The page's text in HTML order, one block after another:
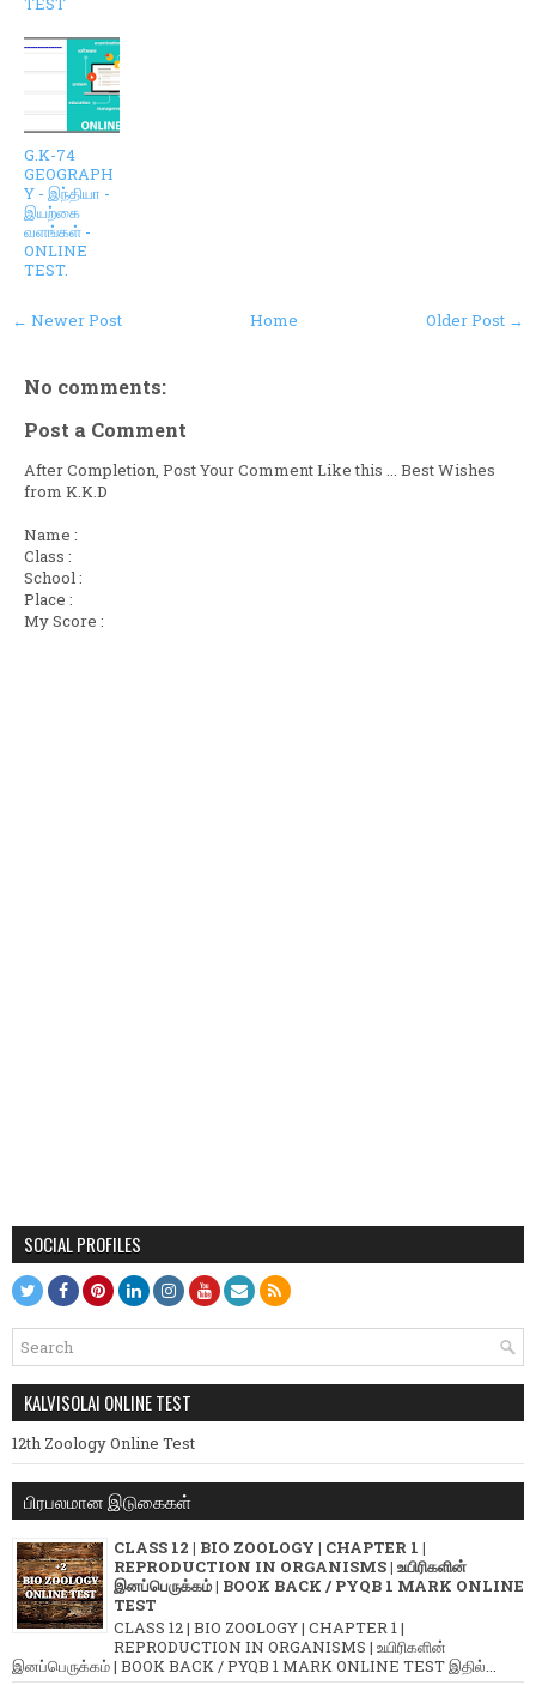
G.K-74
GEOGRAPH
Y - இந்தியா -
இயற்கை
வளங்கள் -
ONLINE
TEST.
← Newer Post Older Post →
Home
No comments:
Post a Comment
After Completion, Post Your Comment Like this ... Best Wishes
from K.K.D
Name :
Class :
School :
Place :
My Score :
SOCIAL PROFILES
KALVISOLAI ONLINE TEST
12th Zoology Online Test
பிரபலமான இடுகைகள்
CLASS 12 | BIO ZOOLOGY | CHAPTER 1 |
REPRODUCTION IN ORGANISMS | உயிரிகளின்
இனப்பெருக்கம் | BOOK BACK / PYQB 1 MARK ONLINE
TEST
CLASS 12 | BIO ZOOLOGY | CHAPTER 1 |
REPRODUCTION IN ORGANISMS | உயிரிகளின்
இனப்பெருக்கம் | BOOK BACK / PYQB 1 MARK ONLINE TEST இதில்...